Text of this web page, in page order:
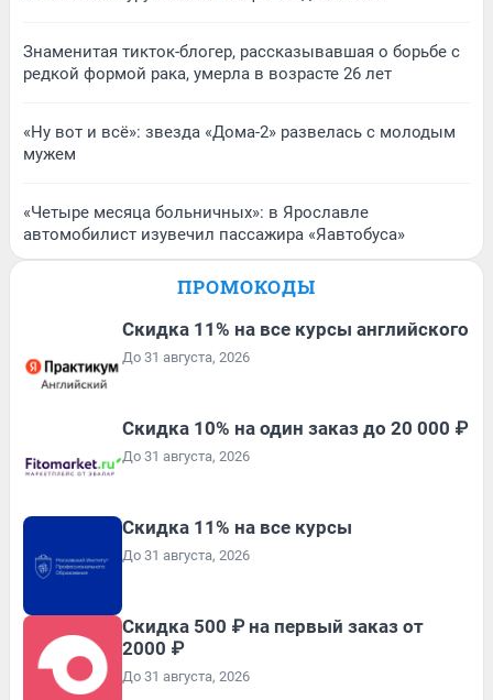
Знаменитая тикток-блогер, рассказывавшая о борьбе с
редкой формой рака, умерла в возрасте 26 лет
«Ну вот и всё»: звезда «Дома-2» развелась с молодым
мужем
«Четыре месяца больничных»: в Ярославле
автомобилист изувечил пассажира «Яавтобуса»
ПРОМОКОДЫ
Скидка 11% на все курсы английского
До 31 августа, 2026
Скидка 10% на один заказ до 20 000 ₽
До 31 августа, 2026
Скидка 11% на все курсы
До 31 августа, 2026
Скидка 500 ₽ на первый заказ от
2000 ₽
До 31 августа, 2026